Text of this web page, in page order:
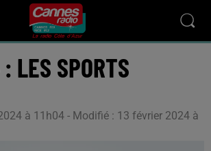
SPORTS
à 11h04 - Modifié : 13 février 2024 à